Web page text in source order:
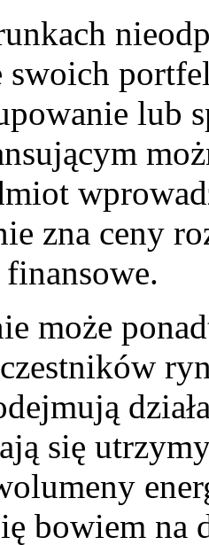
swoich
lub
zna ceny
może
się
bowiem na